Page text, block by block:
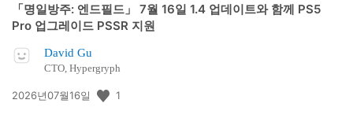
「명일방주: 엔드필드」 7월 16일 1.4 업데이트와 함께 PS5
Pro 업그레이드 PSSR 지원
David Gu
CTO, Hypergryph
공
2026년07월16일 1